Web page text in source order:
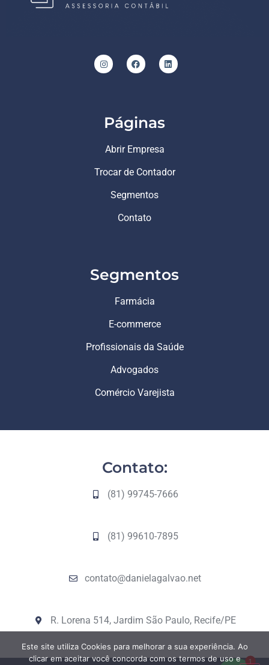
Páginas
Abrir Empresa
Trocar de Contador
Segmentos
Contato
Segmentos
Farmácia
E-commerce
Profissionais da Saúde
Advogados
Comércio Varejista
Contato:
(81) 99745-7666
(81) 99610-7895
contato@danielagalvao.net
R. Lorena 514, Jardim São Paulo, Recife/PE
Este site utiliza Cookies para melhorar a sua experiência. Ao
clicar em aceitar você concorda com os termos de uso e
1